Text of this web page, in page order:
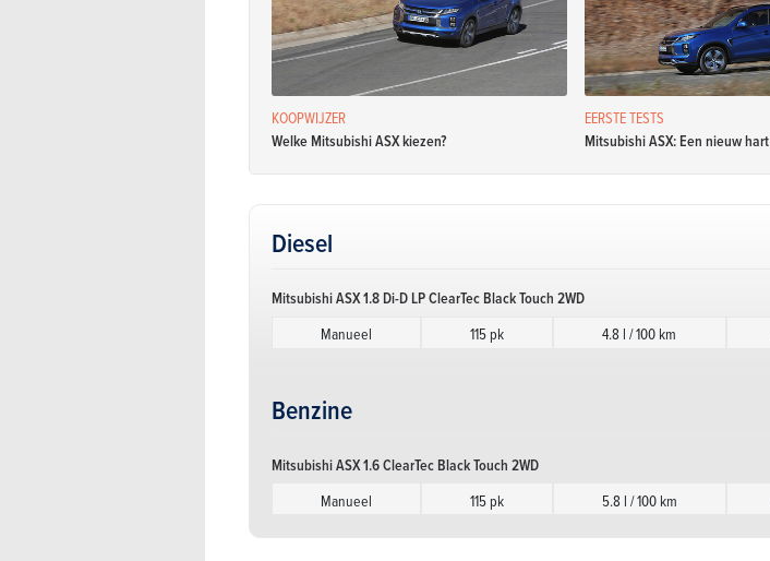
KOOPWIJZER
Welke Mitsubishi ASX kiezen?
EERSTE TESTS
Mitsubishi ASX: Een nieuw hart
Diesel
Mitsubishi ASX 1.8 Di-D LP ClearTec Black Touch 2WD
Manueel 115 pk 4.8 l / 100 km
Benzine
Mitsubishi ASX 1.6 ClearTec Black Touch 2WD
Manueel 115 pk 5.8 l / 100 km